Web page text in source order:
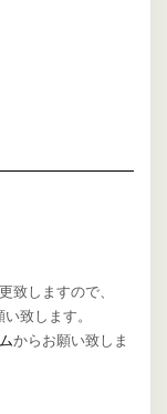
しますので、
致します。
からお願い致しま